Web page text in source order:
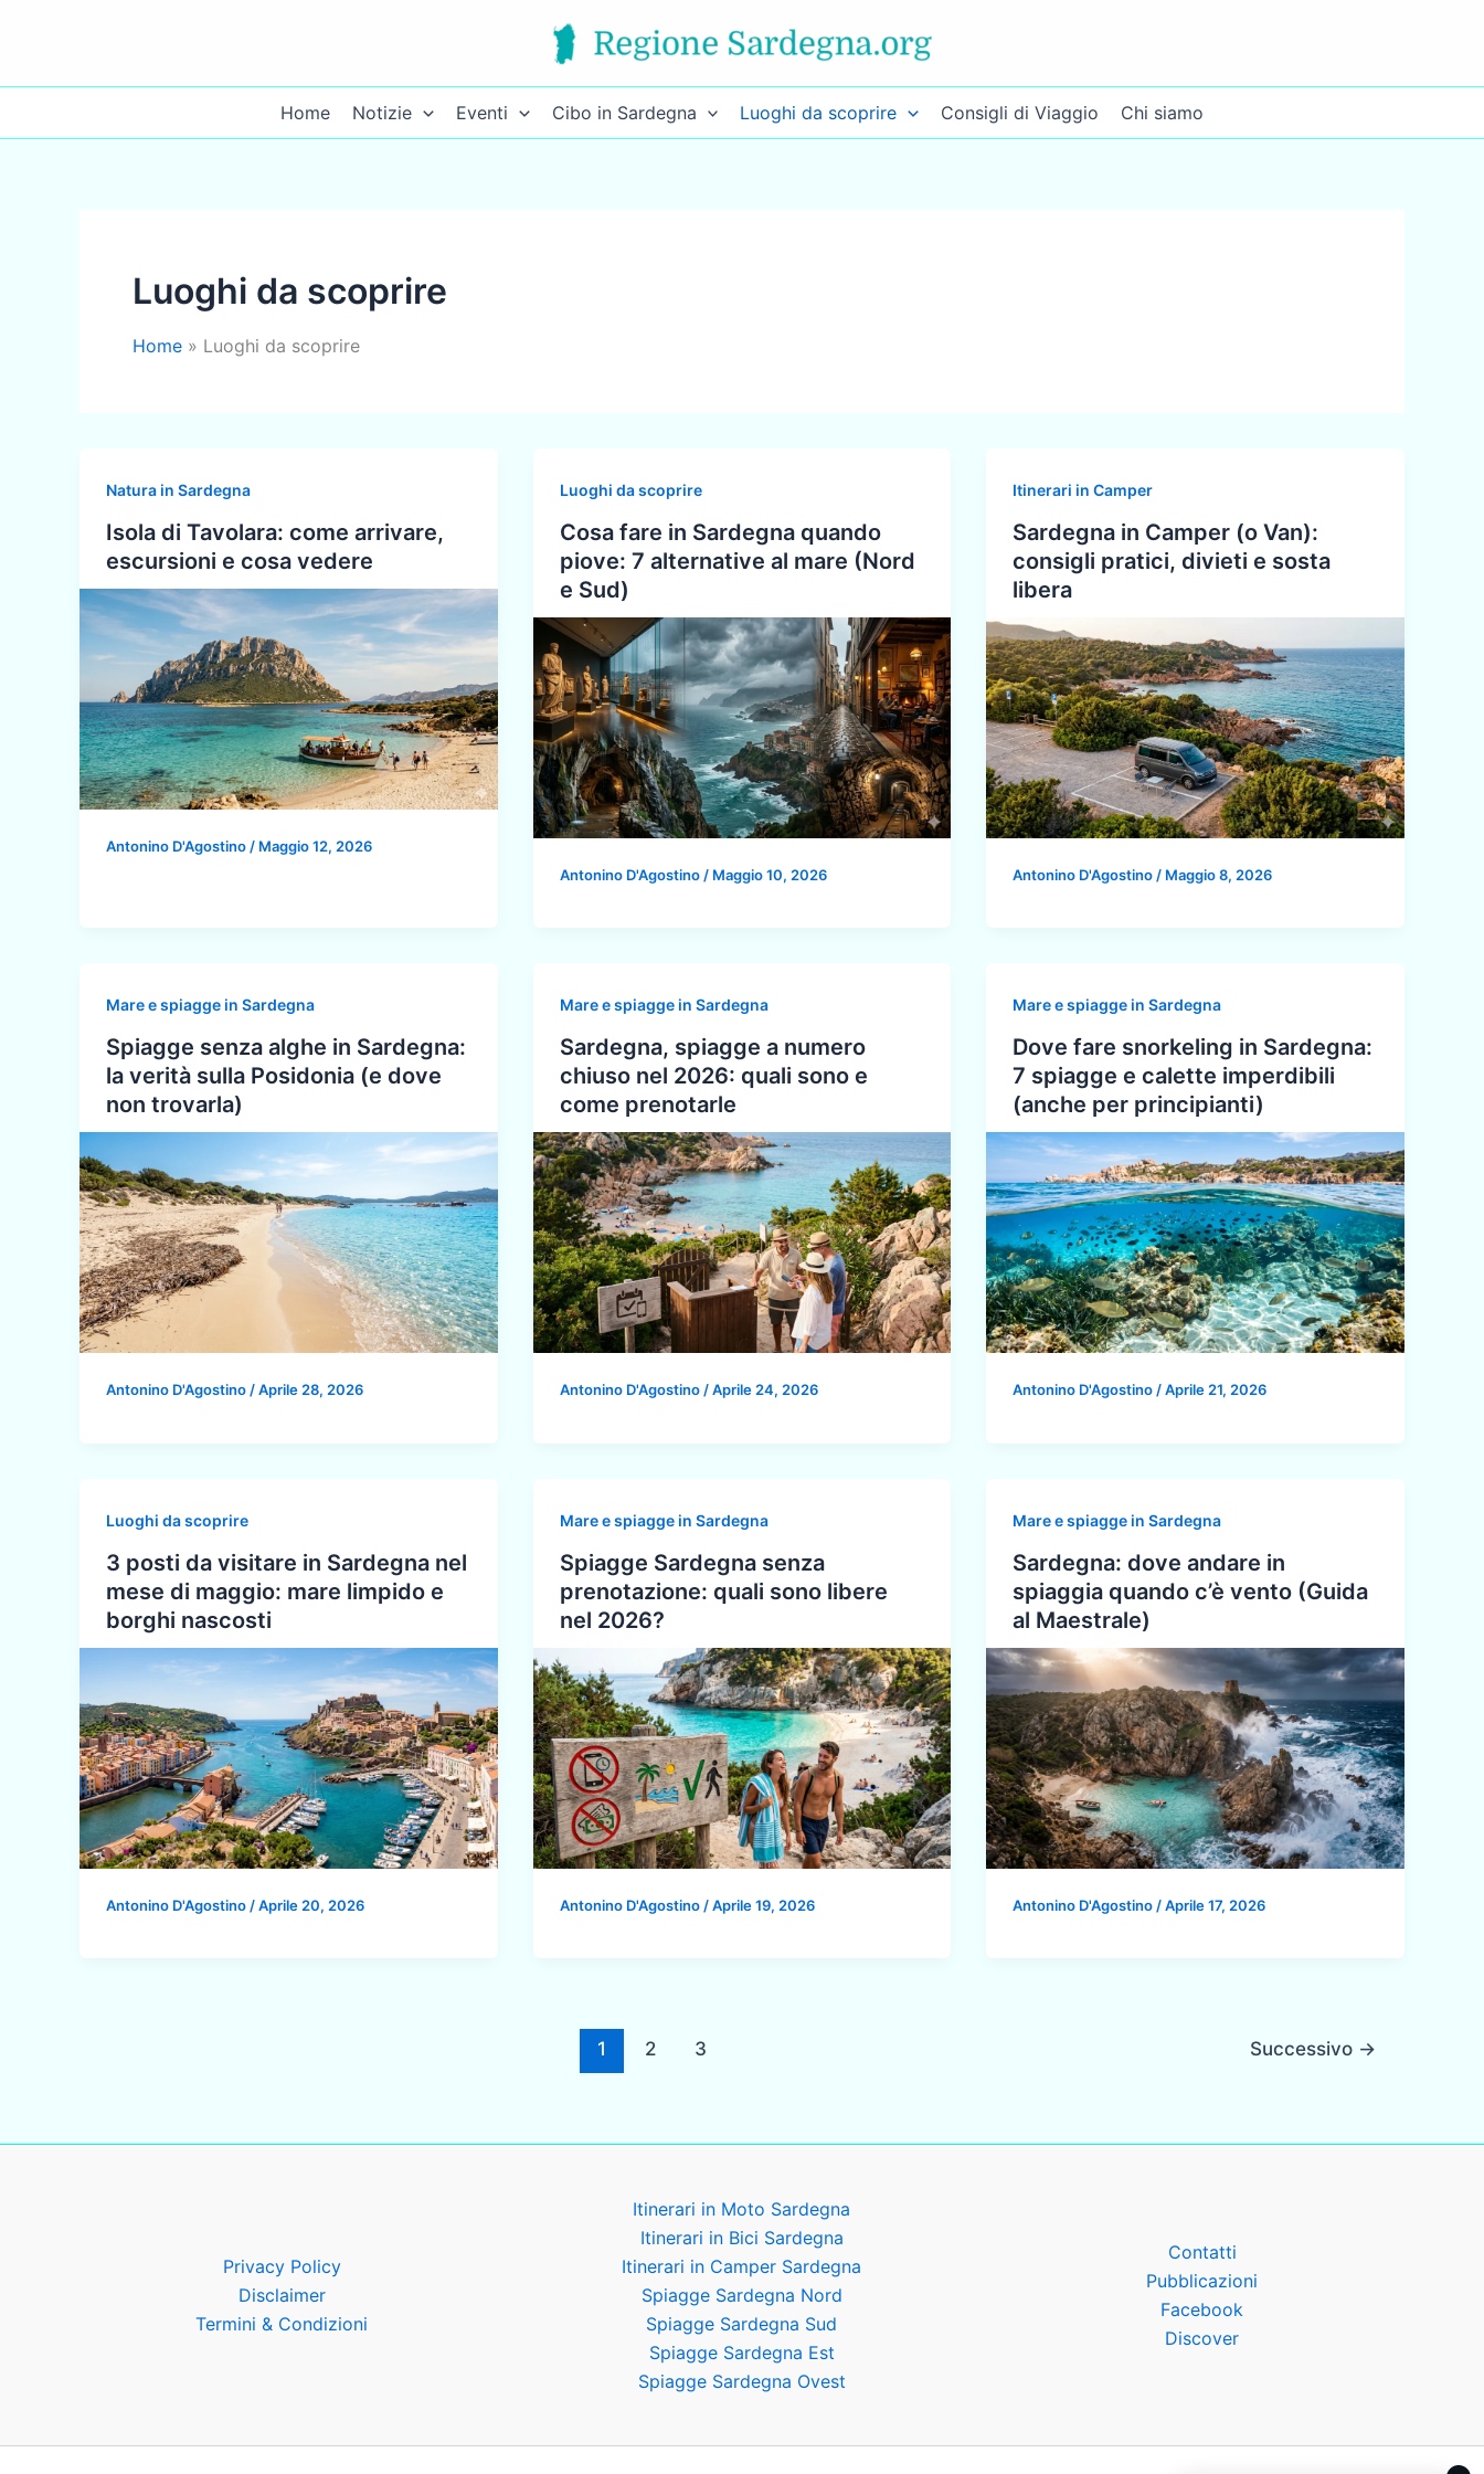
Home
Notizie Eventi Cibo in Sardegna Luoghi da scoprire Consigli di Viaggio Chi siamo
Luoghi da scoprire
Home Luoghi da scoprire
Natura in Sardegna
Isola di Tavolara: come arrivare,
escursioni e cosa vedere
Antonino D'Agostino / Maggio 12, 2026
Luoghi da scoprire
Cosa fare in Sardegna quando
piove: 7 alternative al mare (Nord
e Sud)
Antonino D'Agostino / Maggio 10, 2026
Itinerari in Camper
Sardegna in Camper (o Van):
consigli pratici, divieti e sosta
libera
Antonino D'Agostino / Maggio 8, 2026
Mare e spiagge in Sardegna
Spiagge senza alghe in Sardegna:
la verità sulla Posidonia (e dove
non trovarla)
Antonino D'Agostino/Aprile 28, 2026
Mare e spiagge in Sardegna
Sardegna, spiagge a numero
chiuso nel 2026: quali sono e
come prenotarle
Antonino D'Agostino/Aprile 24, 2026
Mare e spiagge in Sardegna
Dove fare snorkeling in Sardegna:
7 spiagge e calette imperdibili
(anche per principianti)
Antonino D'Agostino/Aprile 21, 2026
Luoghi da scoprire
3 posti da visitare in Sardegna nel
mese di maggio: mare limpido e
borghi nascosti
Antonino D'Agostino /Aprile 20, 2026
Mare e spiagge in Sardegna
Spiagge Sardegna senza
prenotazione: quali sono libere
nel 2026?
Antonino D'Agostino /Aprile 19, 2026
Mare e spiagge in Sardegna
Sardegna: dove andare in
spiaggia quando c’è vento (Guida
al Maestrale)
Antonino D'Agostino /Aprile 17, 2026
1 2 3 Successivo →
Privacy Policy
Disclaimer
Termini & Condizioni
Itinerari in Moto Sardegna
Itinerari in Bici Sardegna
Itinerari in Camper Sardegna
Spiagge Sardegna Nord
Spiagge Sardegna Sud
Spiagge Sardegna Est
Spiagge Sardegna Ovest
Contatti
Pubblicazioni
Facebook
Discover